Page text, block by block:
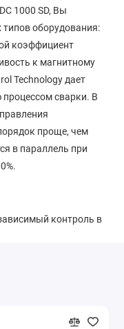
1000 SD, Вы
типов оборудования:
коэффициент
к магнитному
Technology дает
сварки. В
проще, чем
в параллель при
контроль в
охлаждения,